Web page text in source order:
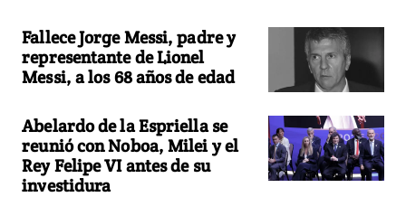
Fallece Jorge Messi, padre y
representante de Lionel
Messi, a los 68 años de edad
Abelardo de la Espriella se
reunió con Noboa, Milei y el
Rey Felipe VI antes de su
investidura